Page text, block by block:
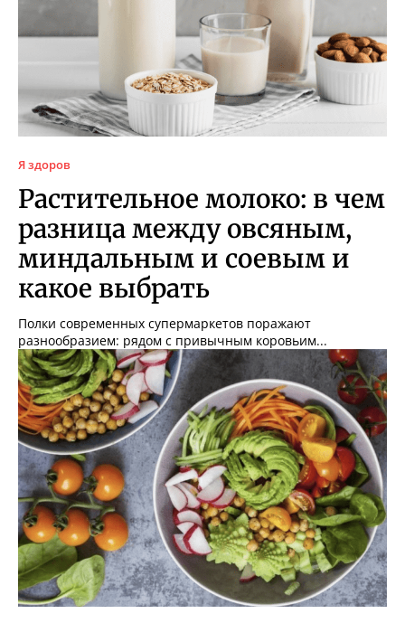
Я здоров
Растительное молоко: в чем
разница между овсяным,
миндальным и соевым и
какое выбрать
Полки современных супермаркетов поражают
разнообразием: рядом с привычным коровьим...